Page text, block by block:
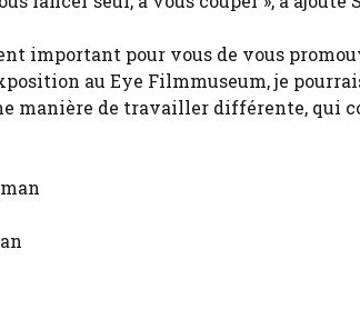
important pour vous de vous
au Eye Filmmuseum, je
manière de travailler différente, qui